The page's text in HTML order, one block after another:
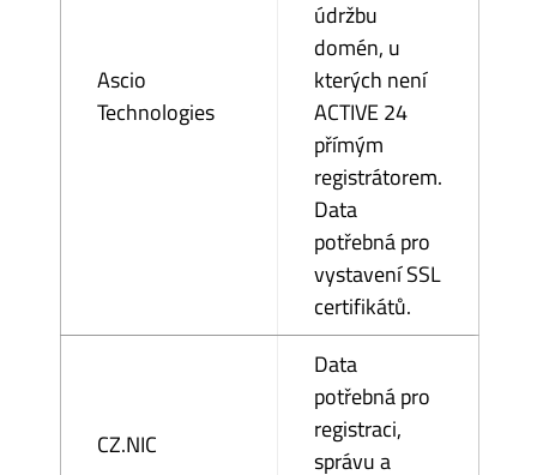
Ascio
Technologies
údržbu
domén, u
kterých není
ACTIVE 24
přímým
registrátorem.
Data
potřebná pro
vystavení SSL
certifikátů.
CZ.NIC
Data
potřebná pro
registraci,
správu a